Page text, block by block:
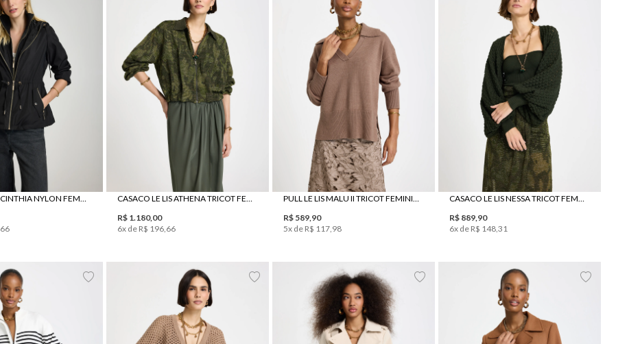
PARKA LE LIS CINTHIA NYLON FEMININA
66
CASACO LE LIS ATHENA TRICOT FEMININO
R$ 1.180, 00
6x de R$ 196 66
PULL LE LIS MALU II TRICOT FEMININO
R$ 589 90
5x de R$ 117 98
CASACO LE LIS NESSA TRICOT FEMININO
R$ 889, 90
6x de R$ 148, 31
P PP 34 36 38